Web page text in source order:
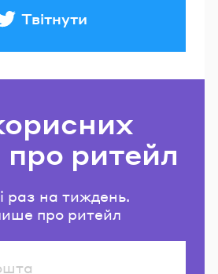
Твітнути
про ритейл
раз на тиждень.
про ритейл